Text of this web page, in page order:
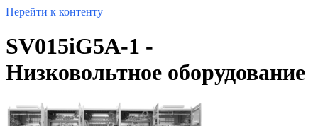
Перейти к контенту
SV015iG5A-1 -
Низковольтное оборудование